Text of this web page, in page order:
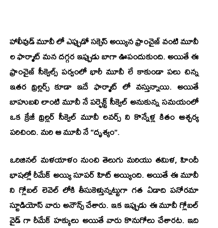
హాలీవుడ్ మూవీ లో ఎప్పుడో సక్సెస్ అయ్యిన ఫ్రాంచైజ్ వంటి మూవీ
ల ఫార్మాట్ మన దగ్గర ఇప్పుడు బాగా ఊపందుకుంది. అయితే ఈ
ఫ్రాంచైజ్ సీక్వెల్స్ పర్వంలో భారీ మూవీ లే కాకుండా పలు చిన్న
ఇతర థ్రిల్లర్స్ కూడా ఇదే ఫార్మాట్ లో వస్తున్నాయి. అయితే
బాహుబలిలాంటి మూవీ నే పర్ఫెక్ట్ సీక్వెల్ అనుకున్న సమయంలో
ఒక క్రేజీ థ్రిల్లర్ సీక్వెల్ మూవీ లవర్స్ ని కొన్నేళ్ల కితం ఆశ్చర్య
పరిచింది. మరి ఆ మూవీ నే“దృశ్యం”.
ఒరిజినల్ మళయాళం నుంచి తెలుగు మరియు తమిళ, హిందీ
భాషల్లో రీమేక్ అయ్యి సూపర్ హిట్ అయ్యింది. అయితే ఈ మూవీ
ని గ్లోబల్ లెవెల్ లోకి తీసుకెళ్తున్నట్టుగా గత ఏడాది పనోరమా
స్టూడియోస్ వారు అనౌన్స్ చేశారు. ఇక ఇప్పుడు ఈ మూవీ గ్లోబల్
వైడ్ గా రీమేక్ హక్కులు అయితే వారు కొనుగోలు చేశారట. ఇది